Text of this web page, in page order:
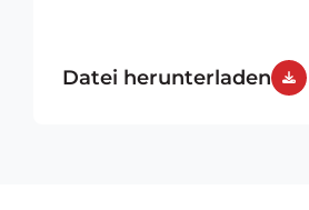
Datei herunterladen